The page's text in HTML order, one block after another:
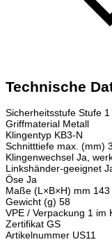
Technische
Sicherheitsstufe Stufe 1
Griffmaterial Metall
Klingentyp KB3-N
Schnitttiefe max. (mm)
Klingenwechsel Ja,
Linkshänder-geeignet
Öse Ja
Maße (L×B×H) mm
Gewicht (g) 58
VPE / Verpackung 1 im
Zertifikat GS
Artikelnummer US11